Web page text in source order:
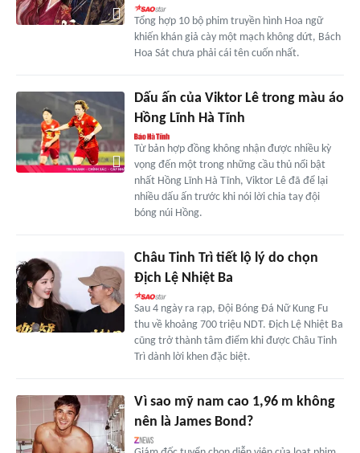
Tổng hợp 10 bộ phim truyền hình Hoa ngữ
khiến khán giả cày một mạch không dứt, Bách
Hoa Sát chưa phải cái tên cuốn nhất.
Dấu ấn của Viktor Lê trong màu áo
Hồng Lĩnh Hà Tĩnh
Từ bản hợp đồng không nhận được nhiều kỳ
vọng đến một trong những cầu thủ nổi bật
nhất Hồng Lĩnh Hà Tĩnh, Viktor Lê đã để lại
nhiều dấu ấn trước khi nói lời chia tay đội
bóng núi Hồng.
Châu Tinh Trì tiết lộ lý do chọn
Địch Lệ Nhiệt Ba
Sau 4 ngày ra rạp, Đội Bóng Đá Nữ Kung Fu
thu về khoảng 700 triệu NDT. Địch Lệ Nhiệt Ba
cũng trở thành tâm điểm khi được Châu Tinh
Trì dành lời khen đặc biệt.
Vì sao mỹ nam cao 1,96 m không
nên là James Bond?